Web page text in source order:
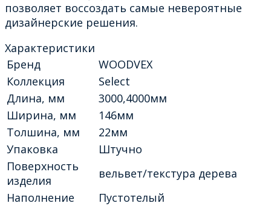
позволяет воссоздать самые невероятные
дизайнерские решения.
Характеристики
Бренд
WOODVEX
Коллекция
Select
Длина, мм
3000,4000мм
Ширина, мм
146мм
Толшина, мм
22мм
Упаковка
Штучно
Поверхность
изделия
вельвет/текстура дерева
Наполнение
Пустотелый